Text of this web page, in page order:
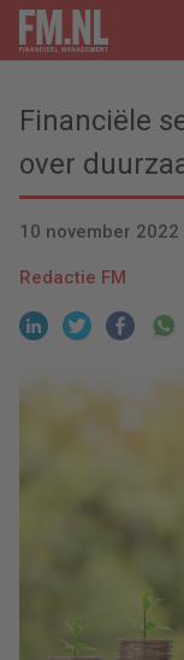
Financiële
over
10 november 2022
Redactie FM